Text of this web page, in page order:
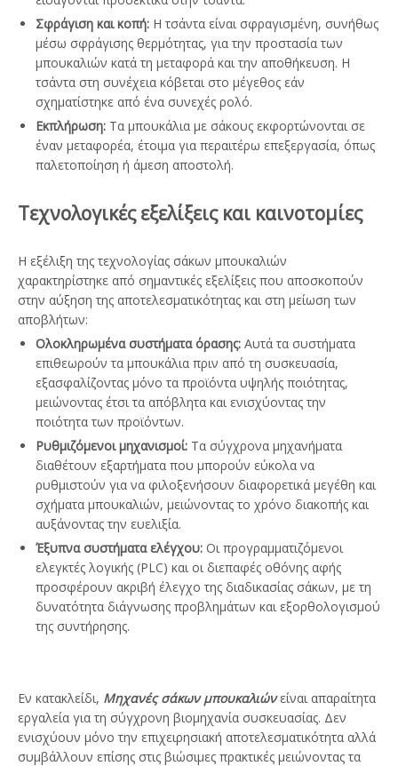
Σφράγιση και κοπή: Η τσάντα είναι σφραγισμένη, συνήθως
μέσω σφράγισης θερμότητας, για την προστασία των
μπουκαλιών κατά τη μεταφορά και την αποθήκευση. Η
τσάντα στη συνέχεια κόβεται στο μέγεθος εάν
σχηματίστηκε από ένα συνεχές ρολό.
Εκπλήρωση: Τα μπουκάλια με σάκους εκφορτώνονται σε
έναν μεταφορέα, έτοιμα για περαιτέρω επεξεργασία, όπως
παλετοποίηση ή άμεση αποστολή.
Τεχνολογικές εξελίξεις και καινοτομίες
Η εξέλιξη της τεχνολογίας σάκων μπουκαλιών
χαρακτηρίστηκε από σημαντικές εξελίξεις που αποσκοπούν
στην αύξηση της αποτελεσματικότητας και στη μείωση των
αποβλήτων:
Ολοκληρωμένα συστήματα όρασης: Αυτά τα συστήματα
επιθεωρούν τα μπουκάλια πριν από τη συσκευασία,
εξασφαλίζοντας μόνο τα προϊόντα υψηλής ποιότητας,
μειώνοντας έτσι τα απόβλητα και ενισχύοντας την
ποιότητα των προϊόντων.
Ρυθμιζόμενοι μηχανισμοί: Τα σύγχρονα μηχανήματα
διαθέτουν εξαρτήματα που μπορούν εύκολα να
ρυθμιστούν για να φιλοξενήσουν διαφορετικά μεγέθη και
σχήματα μπουκαλιών, μειώνοντας το χρόνο διακοπής και
αυξάνοντας την ευελιξία.
Έξυπνα συστήματα ελέγχου: Οι προγραμματιζόμενοι
ελεγκτές λογικής (PLC) και οι διεπαφές οθόνης αφής
προσφέρουν ακριβή έλεγχο της διαδικασίας σάκων, με τη
δυνατότητα διάγνωσης προβλημάτων και εξορθολογισμού
της συντήρησης.
Εν κατακλείδι, Μηχανές σάκων μπουκαλιώνείναι απαραίτητα
εργαλεία για τη σύγχρονη βιομηχανία συσκευασίας. Δεν
ενισχύουν μόνο την επιχειρησιακή αποτελεσματικότητα αλλά
συμβάλλουν επίσης στις βιώσιμες πρακτικές μειώνοντας τα